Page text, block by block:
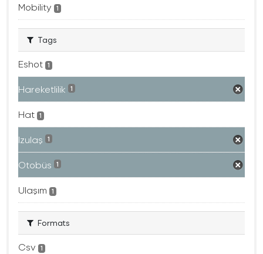
Mobility 1
Tags
Eshot 1
Hareketlilik 1
Hat 1
Izulaş 1
Otobüs 1
Ulaşım 1
Formats
Csv 1